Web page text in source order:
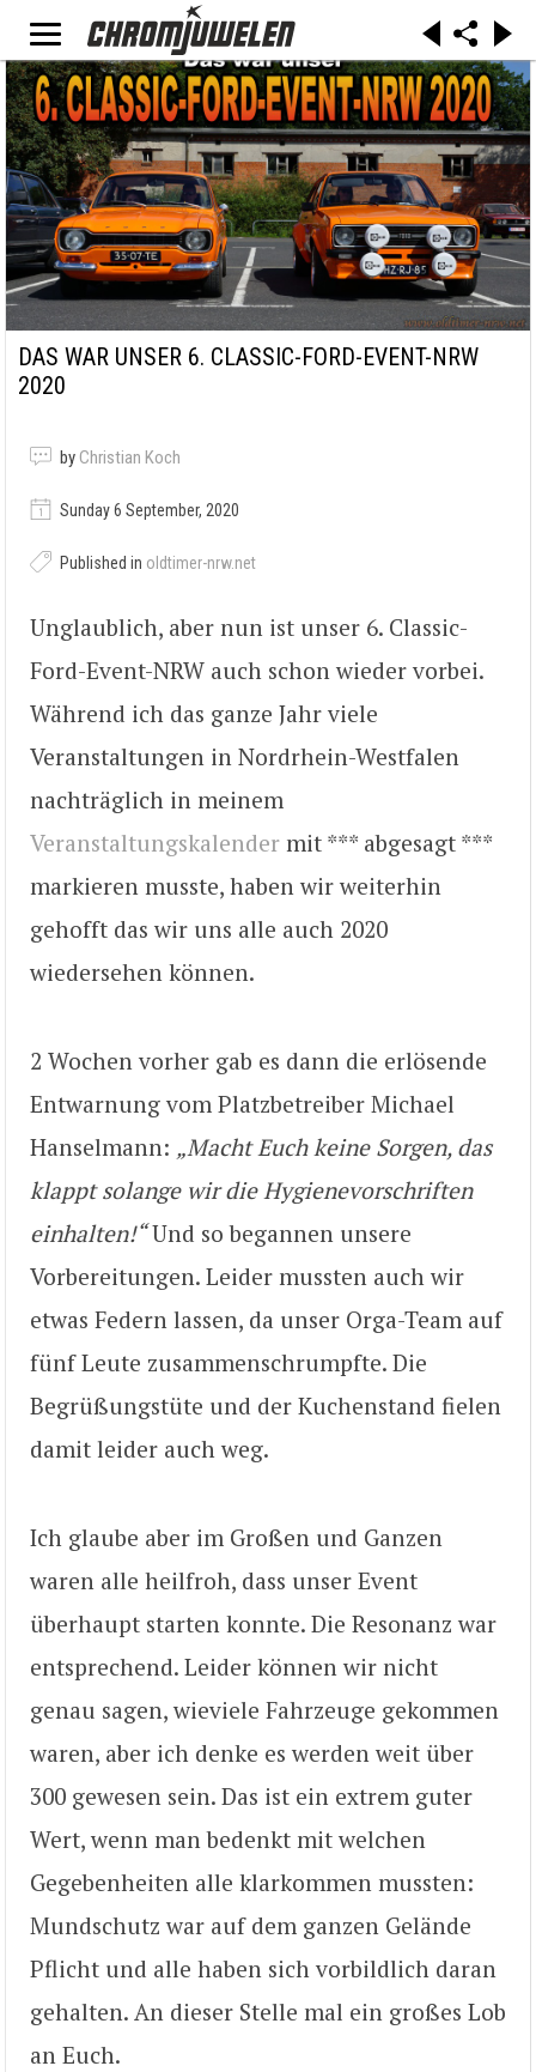
DAS WAR UNSER 6. CLASSIC-FORD-EVENT-NRW
2020
by Christian Koch
Sunday 6 September, 2020
Published in oldtimer-nrw.net
Unglaublich, aber nun ist unser 6. Classic-
Ford-Event-NRW auch schon wieder vorbei.
Während ich das ganze Jahr viele
Veranstaltungen in Nordrhein-Westfalen
nachträglich in meinem
Veranstaltungskalender mit *** abgesagt ***
markieren musste, haben wir weiterhin
gehofft das wir uns alle auch 2020
wiedersehen können.
2 Wochen vorher gab es dann die erlösende
Entwarnung vom Platzbetreiber Michael
Hanselmann: „Macht Euch keine Sorgen, das
klappt solange wir die Hygienevorschriften
einhalten!“Und so begannen unsere
Vorbereitungen. Leider mussten auch wir
etwas Federn lassen, da unser Orga-Team auf
fünf Leute zusammenschrumpfte. Die
Begrüßungstüte und der Kuchenstand fielen
damit leider auch weg.
Ich glaube aber im Großen und Ganzen
waren alle heilfroh, dass unser Event
überhaupt starten konnte. Die Resonanz war
entsprechend. Leider können wir nicht
genau sagen, wieviele Fahrzeuge gekommen
waren, aber ich denke es werden weit über
300 gewesen sein. Das ist ein extrem guter
Wert, wenn man bedenkt mit welchen
Gegebenheiten alle klarkommen mussten:
Mundschutz war auf dem ganzen Gelände
Pflicht und alle haben sich vorbildlich daran
gehalten. An dieser Stelle mal ein großes Lob
an Euch.